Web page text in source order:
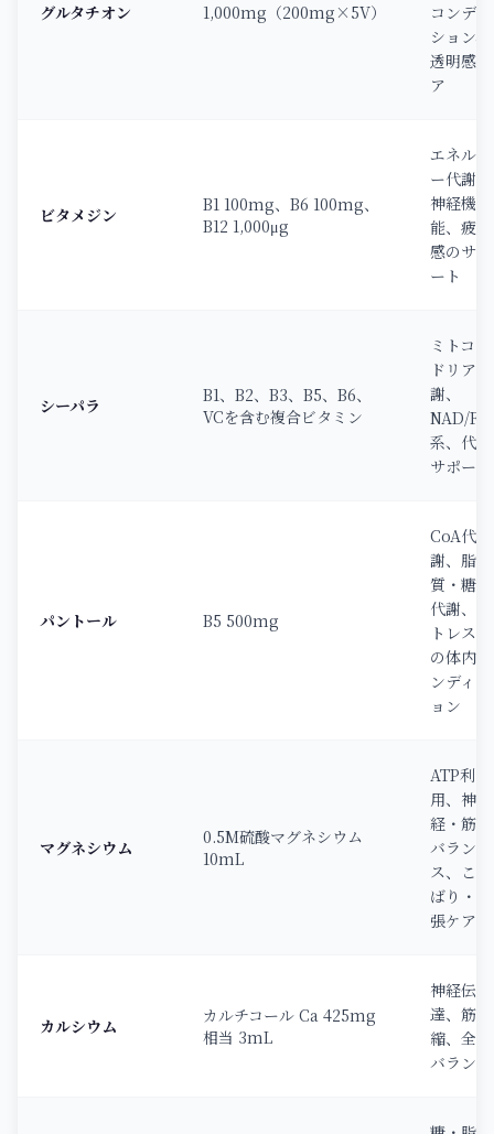
グルタチオン 1,000mg（200mg×5V）
コンディ
ション、
透明感ケ
ア
ビタメジン
B1 100mg、B6 100mg、
B12 1,000μg
エネルギ
ー代謝、
神経機
能、疲労
感のサポ
ート
シーパラ
B1、B2、B3、B5、B6、
VCを含む複合ビタミン
ミトコン
ドリア代
謝、
NAD/
系、代謝
サポート
パントール B5 500mg
CoA代
謝、脂
質・糖質
代謝、ス
トレス時
の体内コ
ンディシ
ョン
マグネシウム
0.5M硫酸マグネシウム
10mL
ATP利
用、神
経・筋肉
バラン
ス、こわ
ばり・緊
張ケア
カルシウム
カルチコール Ca 425mg
相当 3mL
神経伝
達、筋収
縮、全身
バランス